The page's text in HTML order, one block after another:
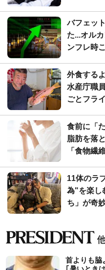
バフェッ
た...オル
ンフレ時
外食する
水産庁職
ごとフラ
食前に「
脂肪を落
「食物繊
11体のラ
為"を楽し
ち」が奇
首よりも